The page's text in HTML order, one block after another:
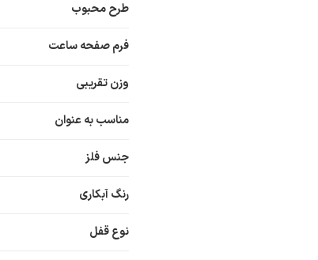
طرح محبوب
فرم صفحه ساعت
وزن تقریبی
مناسب به عنوان
جنس فلز
رنگ آبکاری
نوع قفل